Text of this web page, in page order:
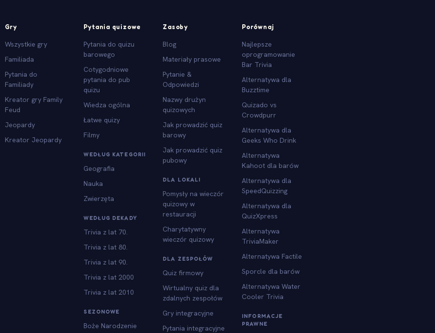
Gry
Wszystkie gry
Familiada
Pytania do
Familiady
Kreator gry Family
Feud
Jeopardy
Kreator Jeopardy
Pytania quizowe
Pytania do quizu
barowego
Cotygodniowe
pytania do pub
quizu
Wiedza ogólna
Łatwe quizy
Filmy
WEDŁUG KATEGORII
Geografia
Nauka
Zwierzęta
WEDŁUG DEKADY
Trivia z lat 70.
Trivia z lat 80.
Trivia z lat 90.
Trivia z lat 2000
Trivia z lat 2010
SEZONOWE
Boże Narodzenie
Zasoby
Blog
Materiały prasowe
Pytanie &
Odpowiedzi
Nazwy drużyn
quizowych
Jak prowadzić quiz
barowy
Jak prowadzić quiz
pubowy
DLA LOKALI
Pomysły na wieczór
quizowy w
restauracji
Charytatywny
wieczór quizowy
DLA ZESPOŁÓW
Quiz firmowy
Wirtualny quiz dla
zdalnych zespołów
Gry integracyjne
Pytania integracyjne
Porównaj
Najlepsze
oprogramowanie
Bar Trivia
Alternatywa dla
Buzztime
Quizado vs
Crowdpurr
Alternatywa dla
Geeks Who Drink
Alternatywa
Kahoot dla barów
Alternatywa dla
SpeedQuizzing
Alternatywa dla
QuizXpress
Alternatywa
TriviaMaker
Alternatywa Factile
Sporcle dla barów
Alternatywa Water
Cooler Trivia
INFORMACJE
PRAWNE